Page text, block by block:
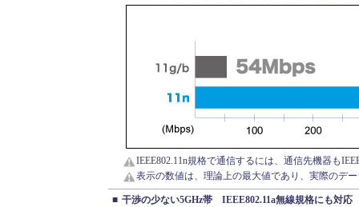
IEEE802.11n規格で通信するには、通信先機器も
表示の数値は、理論上の最大値であり、実際のデ
■ 干渉の少ない5GHz帯 IEEE802.11a無線規格にも対応